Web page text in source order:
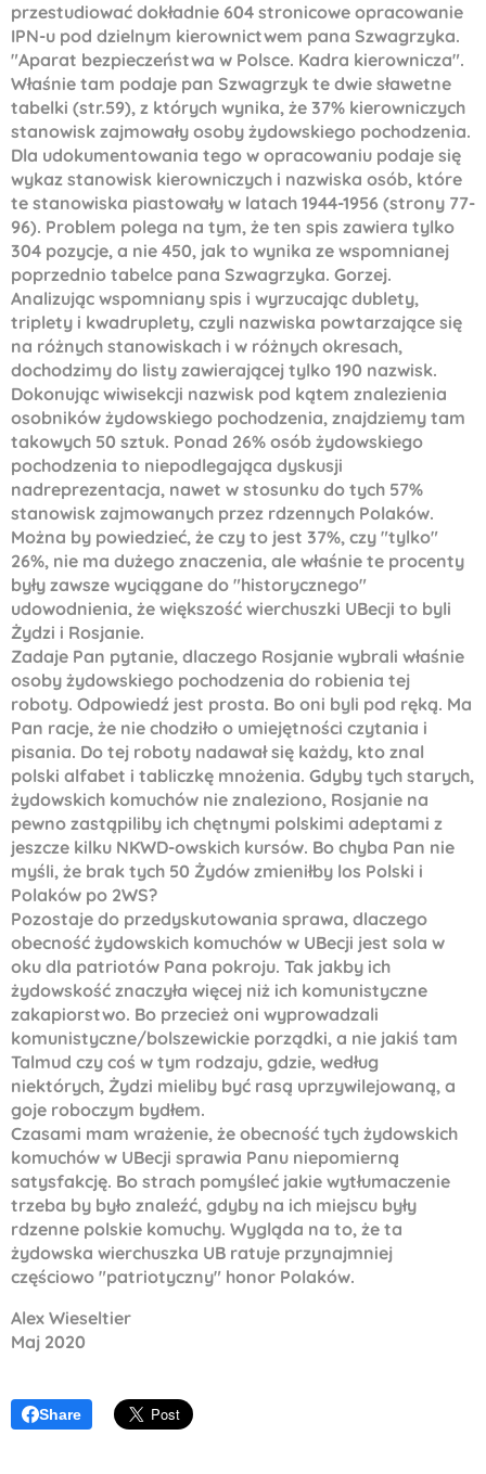
przestudiować dokładnie 604 stronicowe opracowanie
IPN-u pod dzielnym kierownictwem pana Szwagrzyka.
"Aparat bezpieczeństwa w Polsce. Kadra kierownicza".
Właśnie tam podaje pan Szwagrzyk te dwie sławetne
tabelki (str.59), z których wynika, że 37% kierowniczych
stanowisk zajmowały osoby żydowskiego pochodzenia.
Dla udokumentowania tego w opracowaniu podaje się
wykaz stanowisk kierowniczych i nazwiska osób, które
te stanowiska piastowały w latach 1944-1956 (strony 77-
96). Problem polega na tym, że ten spis zawiera tylko
304 pozycje, a nie 450, jak to wynika ze wspomnianej
poprzednio tabelce pana Szwagrzyka. Gorzej.
Analizując wspomniany spis i wyrzucając dublety,
triplety i kwadruplety, czyli nazwiska powtarzające się
na różnych stanowiskach i w różnych okresach,
dochodzimy do listy zawierającej tylko 190 nazwisk.
Dokonując wiwisekcji nazwisk pod kątem znalezienia
osobników żydowskiego pochodzenia, znajdziemy tam
takowych 50 sztuk. Ponad 26% osób żydowskiego
pochodzenia to niepodlegająca dyskusji
nadreprezentacja, nawet w stosunku do tych 57%
stanowisk zajmowanych przez rdzennych Polaków.
Można by powiedzieć, że czy to jest 37%, czy "tylko"
26%, nie ma dużego znaczenia, ale właśnie te procenty
były zawsze wyciągane do "historycznego"
udowodnienia, że większość wierchuszki UBecji to byli
Żydzi i Rosjanie.
Zadaje Pan pytanie, dlaczego Rosjanie wybrali właśnie
osoby żydowskiego pochodzenia do robienia tej
roboty. Odpowiedź jest prosta. Bo oni byli pod ręką. Ma
Pan racje, że nie chodziło o umiejętności czytania i
pisania. Do tej roboty nadawał się każdy, kto znal
polski alfabet i tabliczkę mnożenia. Gdyby tych starych,
żydowskich komuchów nie znaleziono, Rosjanie na
pewno zastąpiliby ich chętnymi polskimi adeptami z
jeszcze kilku NKWD-owskich kursów. Bo chyba Pan nie
myśli, że brak tych 50 Żydów zmieniłby los Polski i
Polaków po 2WS?
Pozostaje do przedyskutowania sprawa, dlaczego
obecność żydowskich komuchów w UBecji jest sola w
oku dla patriotów Pana pokroju. Tak jakby ich
żydowskość znaczyła więcej niż ich komunistyczne
zakapiorstwo. Bo przecież oni wyprowadzali
komunistyczne/bolszewickie porządki, a nie jakiś tam
Talmud czy coś w tym rodzaju, gdzie, według
niektórych, Żydzi mieliby być rasą uprzywilejowaną, a
goje roboczym bydłem.
Czasami mam wrażenie, że obecność tych żydowskich
komuchów w UBecji sprawia Panu niepomierną
satysfakcję. Bo strach pomyśleć jakie wytłumaczenie
trzeba by było znaleźć, gdyby na ich miejscu były
rdzenne polskie komuchy. Wygląda na to, że ta
żydowska wierchuszka UB ratuje przynajmniej
częściowo "patriotyczny" honor Polaków.
Alex Wieseltier
Maj 2020
Share